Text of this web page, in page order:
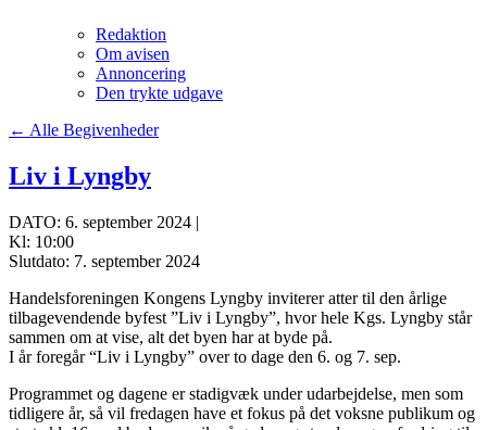
Redaktion
Om avisen
Annoncering
Den trykte udgave
← Alle Begivenheder
Liv i Lyngby
DATO: 6. september 2024 |
Kl: 10:00
Slutdato: 7. september 2024
Handelsforeningen Kongens Lyngby inviterer atter til den årlige
tilbagevendende byfest ”Liv i Lyngby”, hvor hele Kgs. Lyngby står
sammen om at vise, alt det byen har at byde på.
I år foregår “Liv i Lyngby” over to dage den 6. og 7. sep.
Programmet og dagene er stadigvæk under udarbejdelse, men som
tidligere år, så vil fredagen have et fokus på det voksne publikum og